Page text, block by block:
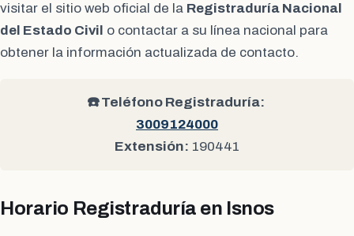
visitar el sitio web oficial de la Registraduría Nacional
del Estado Civil o contactar a su línea nacional para
obtener la información actualizada de contacto.
☎️ Teléfono Registraduría:
3009124000
Extensión: 190441
Horario Registraduría en Isnos